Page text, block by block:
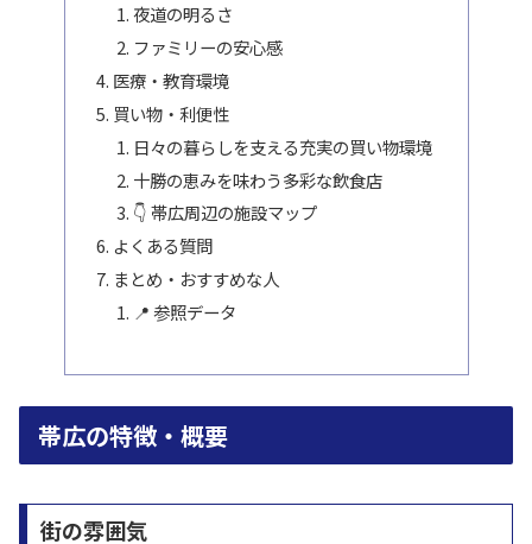
夜道の明るさ
ファミリーの安心感
医療・教育環境
買い物・利便性
日々の暮らしを支える充実の買い物環境
十勝の恵みを味わう多彩な飲食店
👇 帯広周辺の施設マップ
よくある質問
まとめ・おすすめな人
📍 参照データ
帯広の特徴・概要
街の雰囲気